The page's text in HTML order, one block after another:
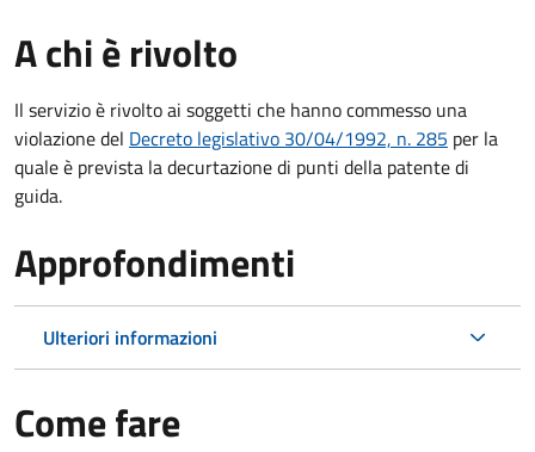
A chi è rivolto
Il servizio è rivolto ai soggetti che hanno commesso una
violazione del Decreto legislativo 30/04/1992, n. 285 per la
quale è prevista la decurtazione di punti della patente di
guida.
Approfondimenti
Ulteriori informazioni
Come fare